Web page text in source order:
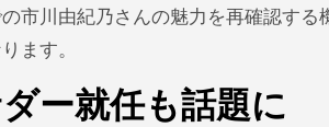
市川由紀乃さんの魅力を再確認する
ます。
ー就任も話題に